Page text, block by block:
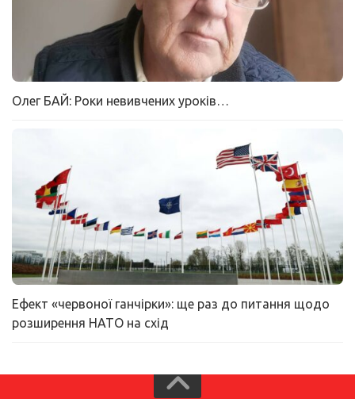
Олег БАЙ: Роки невивчених уроків…
Ефект «червоної ганчірки»: ще раз до питання щодо
розширення НАТО на схід